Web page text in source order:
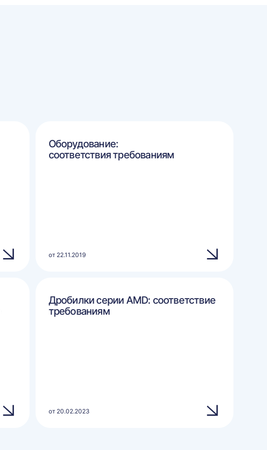
Оборудование:
соответствия требованиям
от 22.11.2019
Дробилки серии AMD: соответствие
требованиям
от 20.02.2023